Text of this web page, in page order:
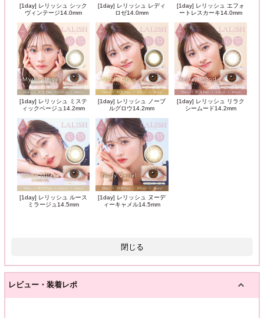
[1day] レリッシュ シック
ヴィンテージ14.0mm
[1day] レリッシュ レディ
ロゼ14.0mm
[1day] レリッシュ エフォ
ートレスカーキ14.0mm
[1day] レリッシュ ミステ
ィックベージュ14.2mm
[1day] レリッシュ ノーブ
ルグロウ14.2mm
[1day] レリッシュ リラク
シームード14.2mm
[1day] レリッシュ ルース
ミラージュ14.5mm
[1day] レリッシュ ヌーデ
ィーキャメル14.5mm
閉じる
レビュー・装着レポ